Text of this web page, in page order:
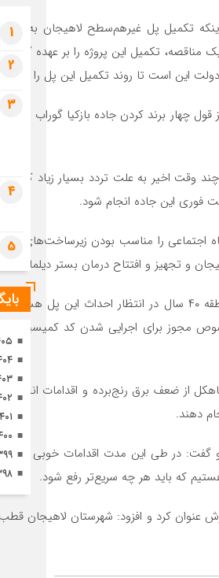
تکمیل پل غیرهم‌سطح لاهیجان به یک
پنج خورده و پیمانکار جدید در یک مناقصه، تکمیل
دولت این است تا روند تکمیل این پل را
چهار برند کردن جاده بازکیا گوراب
وقت اخیر به علت تردد بسیار زیاد
فوری این جاده انجام شود.
و تجهیز و افتتاح درمان بستر دیلمان
فرخی با اشاره به ظرفیت‌های سد دیلمان در صورت احداث و تکمیل گفت:
از ضعف برق رنج‌برده و اقدامات
دهند.
و گفت: در طی این مدت اقدامات خوبی در
که باید هر چه سریع‌تر رفع شود.
عنوان کرد و افزود: شهرستان لاهیجان
4 هفته قبل
1
2
3
4
5